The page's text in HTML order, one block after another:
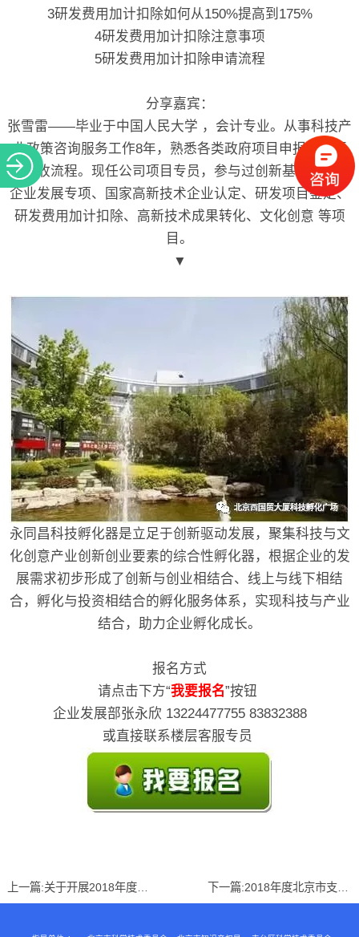
3研发费用加计扣除如何从150%提高到175%
4研发费用加计扣除注意事项
5研发费用加计扣除申请流程
分享嘉宾：
张雪雷——毕业于中国人民大学 ，会计专业。从事科技产
业政策咨询服务工作8年，熟悉各类政府项目申报、执行
和验收流程。现任公司项目专员，参与过创新基金、中小
企业发展专项、国家高新技术企业认定、研发项目鉴定、
研发费用加计扣除、高新技术成果转化、文化创意 等项
目。
▼
永同昌科技孵化器是立足于创新驱动发展，聚集科技与文
化创意产业创新创业要素的综合性孵化器，根据企业的发
展需求初步形成了创新与创业相结合、线上与线下相结
合，孵化与投资相结合的孵化服务体系，实现科技与产业
结合，助力企业孵化成长。
报名方式
请点击下方“我要报名”按钮
企业发展部张永欣 13224477755 83832388
或直接联系楼层客服专员
上一篇: 关于开展2018年度丰台区中小企业创新 创业示范基地、公共服务平台和“专精特新”企业认定工作的通知 下一篇: 2018年度北京市支持中小企业发展专项资金项目申报指南发布啦！